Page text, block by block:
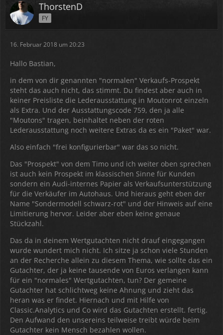
ThorstenD
FY
16. Februar 2018 um 20:23
Hallo Bastian,
in dem von dir genannten "normalen" Verkaufs-Prospekt
steht das auch nicht, das stimmt. Du findest aber auch in
keiner Preisliste die Lederausstattung in Moutonrot einzeln
als Extra. Und der Ausstattungscode 759, den ja alle
"Moutons" tragen, beinhaltet neben der roten
Lederausstattung noch weitere Extras da es ein "Paket" war.
Also einfach "frei konfigurierbar" war das so nicht.
Das "Prospekt" von dem Timo und ich weiter oben sprechen
ist auch kein Prospekt im klassischen Sinne für Kunden
sondern ein Audi-internes Papier als Verkaufsunterstützung
für die Verkäufer im Autohaus. Und hieraus geht eben der
Name "Sondermodell schwarz-rot" und der Hinweis auf eine
Limitierung hervor. Leider aber eben keine genaue
Stückzahl.
Das da in deinem Wertgutachten nicht drauf eingegangen
wurde wundert mich nicht. Ich sitze ja schon viele Stunden
an der Recherche allein zu diesem Thema, wie sollte das ein
Gutachter, der ja keine tausende von Euros verlangen kann
für ein "normales" Wertgutachten, tun? Der gemeine
Gutachter hat schlichtweg keine Ahnung und zieht das
heran was er findet. Hiernach und mit Hilfe von
Classic.Analytics und Co wird das Gutachten erstellt. fertig.
Den Aufwand den unsereins teilweise treibt würde beim
Gutachter kein Mensch bezahlen wollen.